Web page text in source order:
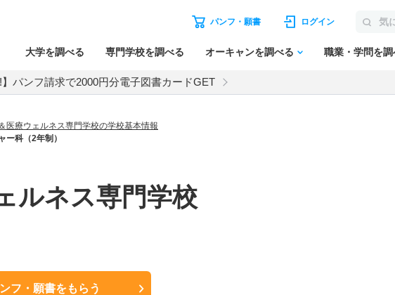
パンフ・願書 ログイン
大学を調べる 専門学校を調べる オーキャンを調べる 職業・学問を調
!】パンフ請求で2000円分電子図書カードGET
医療ウェルネス専門学校の学校基本情報
科（2年制）
ルネス専門学校
フ・願書をもらう